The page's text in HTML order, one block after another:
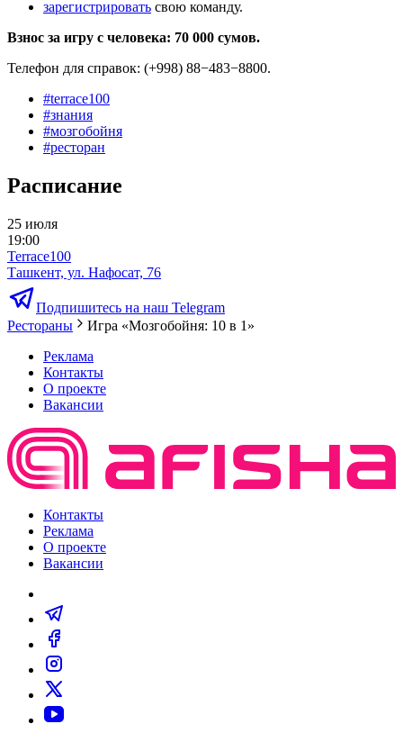
зарегистрировать свою команду.
Взнос за игру с человека: 70 000 сумов.
Телефон для справок: (+998) 88−483−8800.
#terrace100
#знания
#мозгобойня
#ресторан
Расписание
25 июля
19:00
Terrace100
Ташкент, ул. Нафосат, 76
Подпишитесь на наш Telegram
Рестораны
Игра «Мозгобойня: 10 в 1»
Реклама
Контакты
О проекте
Вакансии
Контакты
Реклама
О проекте
Вакансии